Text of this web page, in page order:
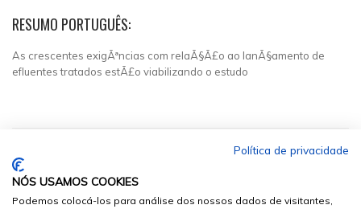
RESUMO PORTUGUÊS:
As crescentes exigÃªncias com relaÃ§Ã£o ao lanÃ§amento de
efluentes tratados estÃ£o viabilizando o estudo
Política de privacidade
NÓS USAMOS COOKIES
Podemos colocá-los para análise dos nossos dados de visitantes,